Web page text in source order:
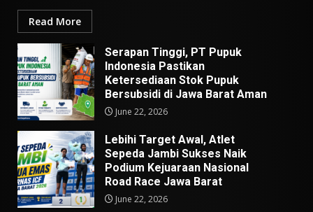
Read More
Serapan Tinggi, PT Pupuk
Indonesia Pastikan
Ketersediaan Stok Pupuk
Bersubsidi di Jawa Barat Aman
June 22, 2026
Lebihi Target Awal, Atlet
Sepeda Jambi Sukses Naik
Podium Kejuaraan Nasional
Road Race Jawa Barat
June 22, 2026